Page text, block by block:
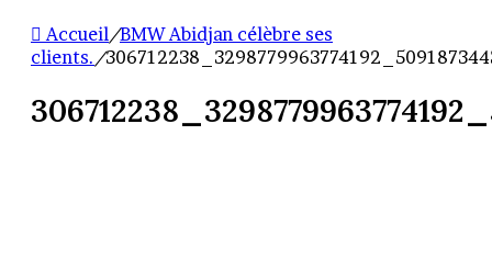
Accueil/BMW Abidjan célèbre ses
clients. /